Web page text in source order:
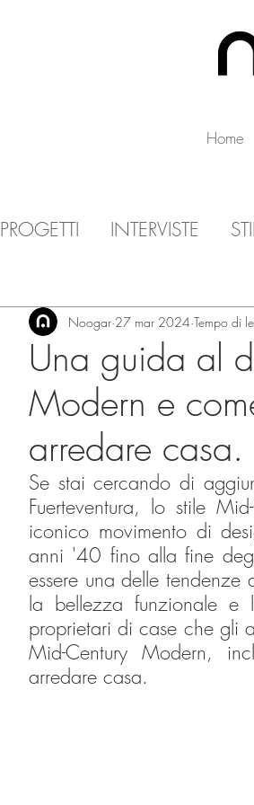
Home
Una guida al
Modern e
arredare casa.
Noogar 27 mar 2024 Tempo di
Se stai cercando di
Fuerteventura, lo stile
iconico movimento di
anni '40 fino alla fine
essere una delle
la bellezza funzionale e
proprietari di case che gli
Mid-Century Modern,
arredare casa.
PROGETTI INTERVISTE